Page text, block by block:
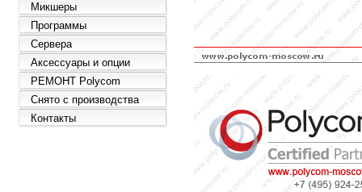
Микшеры
Программы
Сервера
Аксессуары и опции
РЕМОНТ Polycom
Снято с производства
Контакты